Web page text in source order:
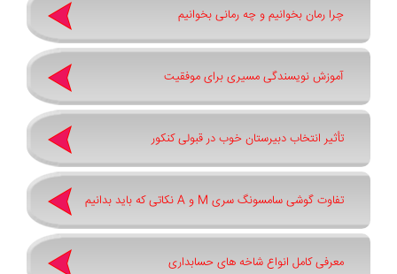
چرا رمان بخوانیم و چه رمانی بخوانیم
آموزش نویسندگی مسیری برای موفقیت
تأثیر انتخاب دبیرستان خوب در قبولی کنکور
تفاوت گوشی سامسونگ سری ‏M‏ و ‏A نکاتی که باید بدانیم
معرفی کامل انواع شاخه های حسابداری